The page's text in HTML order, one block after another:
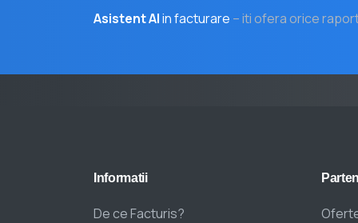
Asistent AIin facturare – iti ofera orice
Informatii
De ce Facturis?